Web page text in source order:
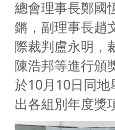
總會理事長鄭國
鏘，副理事長趙
際裁判盧永明，
陳浩邦等進行頒
於10 月 10 日同
出各組別年度獎